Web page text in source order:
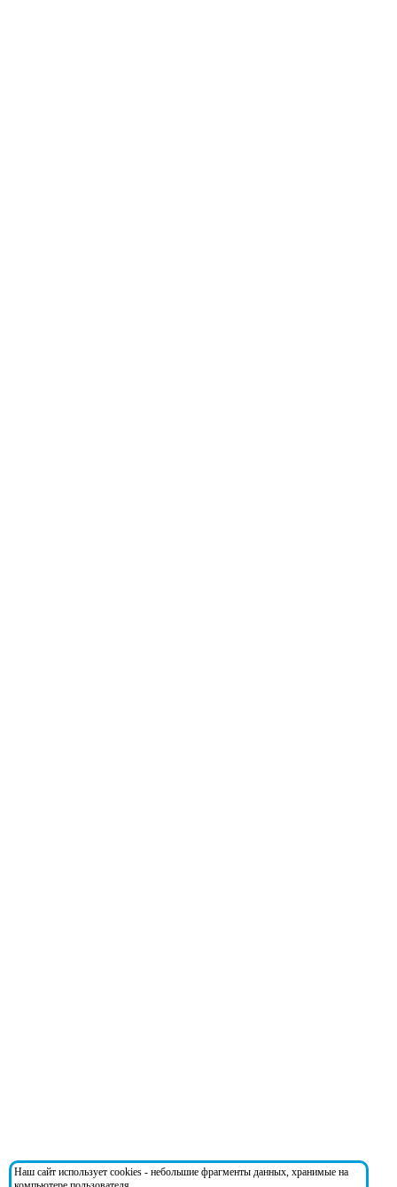
Наш сайт использует cookies - небольшие фрагменты данных, хранимые на